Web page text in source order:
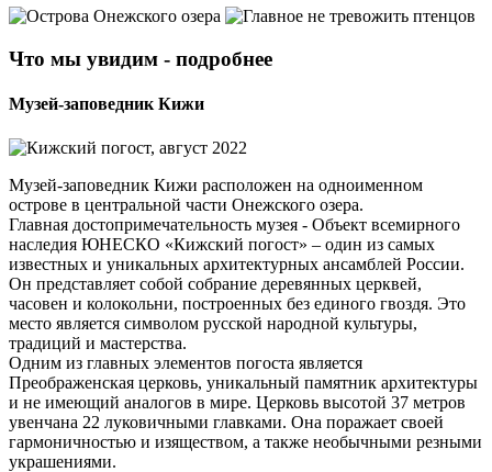
Что мы увидим - подробнее
Музей-заповедник Кижи
Музей-заповедник Кижи расположен на одноименном
острове в центральной части Онежского озера.
Главная достопримечательность музея - Объект всемирного
наследия ЮНЕСКО «Кижский погост» – один из самых
известных и уникальных архитектурных ансамблей России.
Он представляет собой собрание деревянных церквей,
часовен и колокольни, построенных без единого гвоздя. Это
место является символом русской народной культуры,
традиций и мастерства.
Одним из главных элементов погоста является
Преображенская церковь, уникальный памятник архитектуры
и не имеющий аналогов в мире. Церковь высотой 37 метров
увенчана 22 луковичными главками. Она поражает своей
гармоничностью и изяществом, а также необычными резными
украшениями.